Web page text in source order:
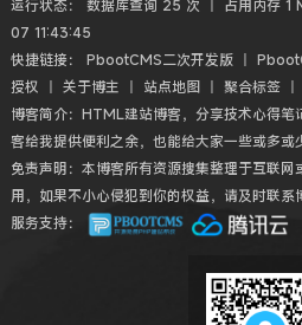
运行状态： 数据库查询 25 次 丨 占用内存
07 11:43:45
快捷链接： PbootCMS二次开发版丨
授权 丨 关于博主 丨 站点地图丨 聚合标签丨
博客简介：HTML建站博客，分享技术心得笔
客给我提供便利之余，也能给大家一些或多或
免责声明：本博客所有资源搜集整理于互联
用，如果不小心侵犯到你的权益，请及时联系
服务支持：